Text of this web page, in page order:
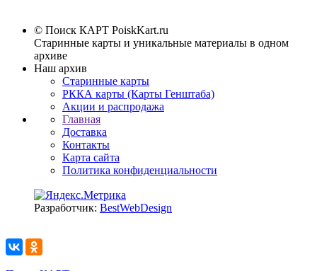
© Поиск КАРТ PoiskKart.ru
Старинные карты и уникальные материалы в одном
архиве
Наш архив
Старинные карты
РККА карты (Карты Генштаба)
Акции и распродажа
Главная
Доставка
Контакты
Карта сайта
Политика конфиденциальности
Разработчик: BestWebDesign